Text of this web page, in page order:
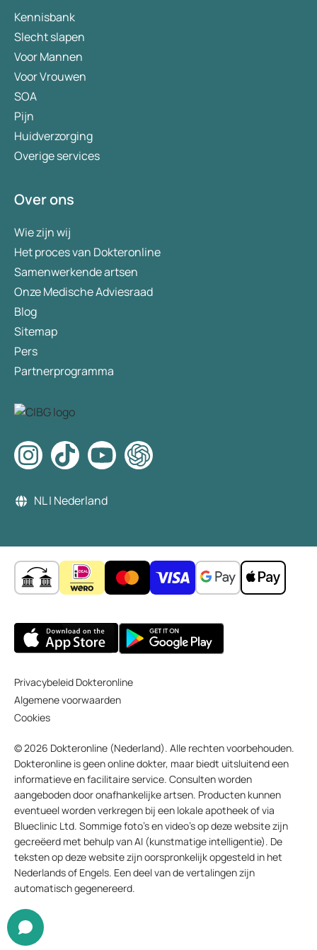
Kennisbank
Slecht slapen
Voor Mannen
Voor Vrouwen
SOA
Pijn
Huidverzorging
Overige services
Over ons
Wie zijn wij
Het proces van Dokteronline
Samenwerkende artsen
Onze Medische Adviesraad
Blog
Sitemap
Pers
Partnerprogramma
NL | Nederland
Privacybeleid Dokteronline
Algemene voorwaarden
Cookies
© 2026 Dokteronline (Nederland). Alle rechten voorbehouden.
Dokteronline is geen online dokter, maar biedt uitsluitend een
informatieve en facilitaire service. Consulten worden
aangeboden door onafhankelijke artsen. Producten kunnen
eventueel worden verkregen bij een lokale apotheek of via
Blueclinic Ltd. Sommige foto’s en video’s op deze website zijn
gecreëerd met behulp van AI (kunstmatige intelligentie). De
teksten op deze website zijn oorspronkelijk opgesteld in het
Nederlands of Engels. Een deel van de vertalingen zijn
automatisch gegenereerd.